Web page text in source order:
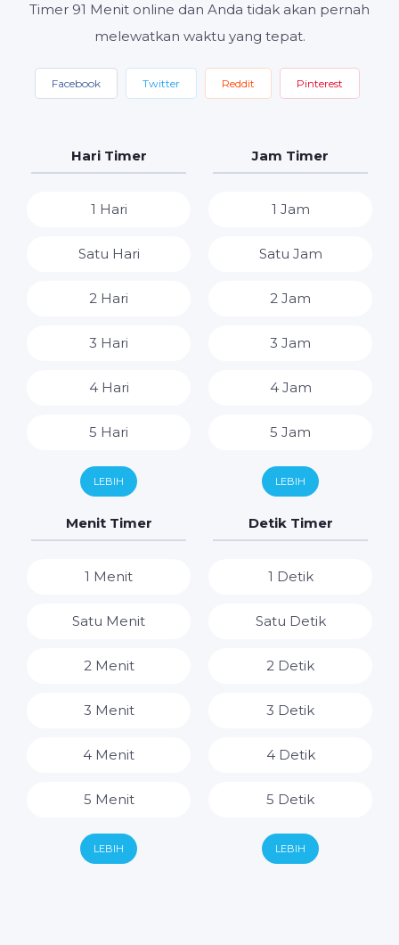
Timer 91 Menit online dan Anda tidak akan pernah
melewatkan waktu yang tepat.
Facebook Twitter Reddit Pinterest
Hari Timer
1 Hari
Satu Hari
2 Hari
3 Hari
4 Hari
5 Hari
6 Hari
7 Hari
LEBIH
Jam Timer
1 Jam
Satu Jam
2 Jam
3 Jam
4 Jam
5 Jam
6 Jam
7 Jam
14 Jam
LEBIH
Menit Timer
1 Menit
Satu Menit
2 Menit
3 Menit
4 Menit
5 Menit
6 Menit
LEBIH
Detik Timer
1 Detik
Satu Detik
2 Detik
3 Detik
4 Detik
5 Detik
6 Detik
LEBIH